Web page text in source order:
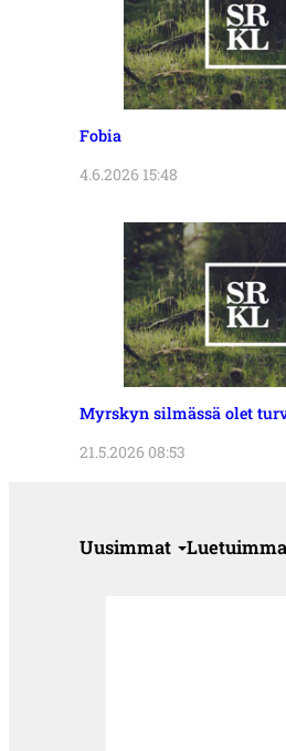
Fobia
4.6.2026 15:48
Myrskyn silmässä olet
21.5.2026 08:53
Uusimmat